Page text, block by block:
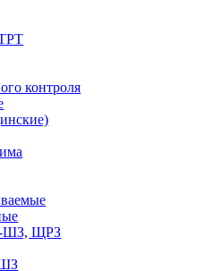
контроля
ЩРЗ